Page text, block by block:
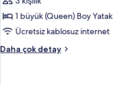
için
tüm
görün
1 büyük (Queen) Boy Yatak
Ücretsiz kablosuz internet
Daha çok detay
Basic